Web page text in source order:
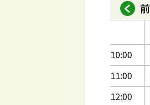
10:00
11:00
12:00